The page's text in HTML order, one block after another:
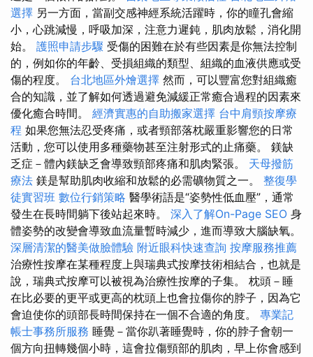
選擇 另一方面，當副交感神經系統活躍時，你的瞳孔會縮
小，心跳減慢，呼吸加深，注意力遲鈍，肌肉放鬆，消化開
始。 護照申請步驟 受傷的困難在於有些因素是你無法控制
的，例如你的年齡、受損組織的類型、組織的血液供應或受
傷的程度。 台北地區外燴選擇 然而，可以豐富您對組織癒
合的知識，並了解如何透過避免減緩正常癒合過程的因素來
優化癒合時間。 經濟實惠的自助搬家選擇 台中肩頸按摩療
程 如果您無法忍受疼痛，或者頸部落枕嚴重影響您的日常
活動，您可以使用多種藥物甚至注射形式的止痛藥。 鎂缺
乏症－體內鎂缺乏會導致頸部疼痛和肌肉緊張。 天母撥筋
療法 鎂是幫助肌肉收縮和放鬆的必需礦物質之一。 整復學
徒實習班 數位行銷策略 醫學術語是“姿勢性低血壓”，通常
發生在長時間躺下後站起來時。 深入了解On-Page SEO 身
體姿勢的改變會導致血流量暫時減少，進而導致大腦缺氧。
深層清潔的醫美做臉體驗 附近眼科快速查詢 按摩服務推薦
治療性按摩在某種程度上與瑞典式按摩技術相結合，也就是
說，瑞典式按摩可以被視為治療性按摩的子集。 枕頭－睡
在比必要的更平或更高的枕頭上也會拉傷你的脖子，因為它
會迫使你的頭部長時間保持在一個不合適的角度。 專業記
帳士事務所服務 睡覺－當你趴著睡覺時，你的脖子會朝一
個方向扭轉幾個小時，這會拉傷頸部的肌肉，早上你會感到